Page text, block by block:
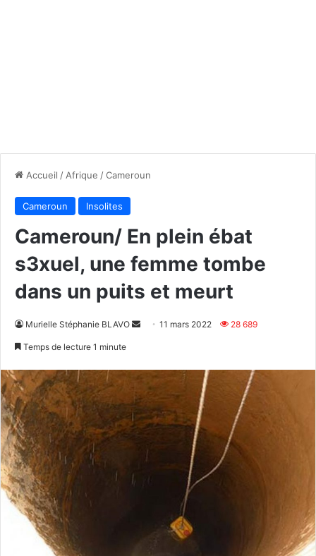
Accueil / Afrique /Cameroun
Cameroun Insolites
Cameroun/ En plein ébat
s3xuel, une femme tombe
dans un puits et meurt
Murielle Stéphanie BLAVO
Envoyer11 mars 2022 28 689
Temps de lecture 1 minute